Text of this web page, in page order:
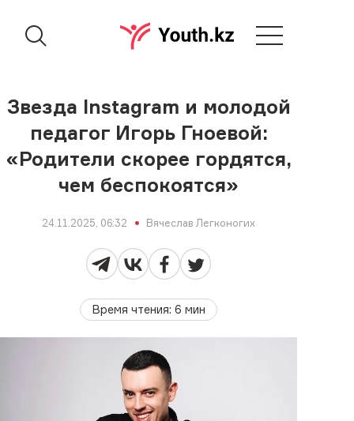
Звезда Instagram и молодой
педагог Игорь Гноевой:
«Родители скорее гордятся,
чем беспокоятся»
24.11.2025, 06:32 Вячеслав Легконогих
Время чтения: 6 мин